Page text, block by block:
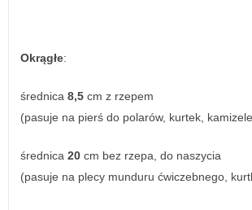
Okrągłe:
średnica 8,5 cm z rzepem
(pasuje na pierś do polarów, kurtek,
średnica 20 cm bez rzepa, do naszycia
(pasuje na plecy munduru ćwiczebnego,